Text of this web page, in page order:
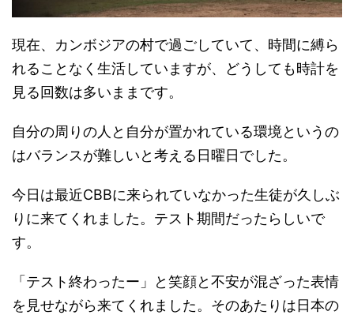
現在、カンボジアの村で過ごしていて、時間に縛ら
れることなく生活していますが、どうしても時計を
見る回数は多いままです。
自分の周りの人と自分が置かれている環境というの
はバランスが難しいと考える日曜日でした。
今日は最近CBBに来られていなかった生徒が久しぶ
りに来てくれました。テスト期間だったらしいで
す。
「テスト終わったー」と笑顔と不安が混ざった表情
を見せながら来てくれました。そのあたりは日本の